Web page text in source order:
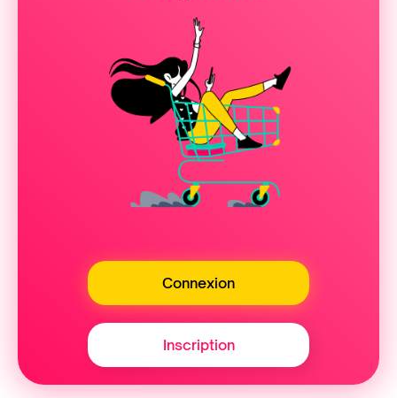
Connexion
Inscription